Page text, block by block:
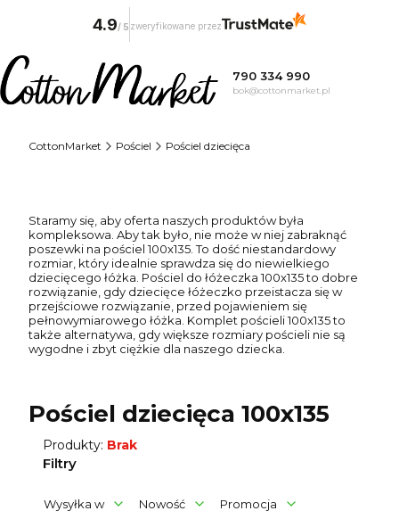
790 334 990
bok@cottonmarket.pl
CottonMarket Pościel Pościel dziecięca
Staramy się, aby oferta naszych produktów była
kompleksowa. Aby tak było, nie może w niej zabraknąć
poszewki na pościel 100x135. To dość niestandardowy
rozmiar, który idealnie sprawdza się do niewielkiego
dziecięcego łóżka. Pościel do łóżeczka 100x135 to dobre
rozwiązanie, gdy dziecięce łóżeczko przeistacza się w
przejściowe rozwiązanie, przed pojawieniem się
pełnowymiarowego łóżka. Komplet pościeli 100x135 to
także alternatywa, gdy większe rozmiary pościeli nie są
wygodne i zbyt ciężkie dla naszego dziecka.
Pościel dziecięca 100x135
Produkty: Brak
Filtry
Wysyłka w Nowość Promocja
4.9/ 5 zweryfikowane przez